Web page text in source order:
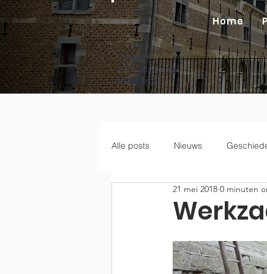
Stichting
Behoud Kasteel
Borgharen
Home
Alle posts Nieuws
21 mei 2018 0 minuten